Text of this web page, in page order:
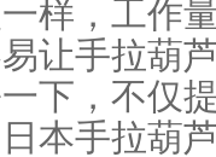
样，工作
让手拉葫
下，不仅
本手拉葫